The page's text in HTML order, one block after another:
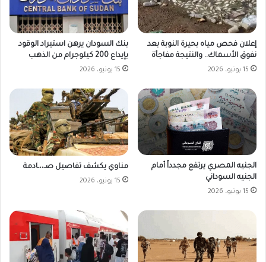
إعلان فحص مياه بحيرة النوبة بعد
نفوق الأسماك.. والنتيجة مفاجأة
15 يونيو، 2026
بنك السودان يرهن استيراد الوقود
بإيداع 200 كيلوجرام من الذهب
15 يونيو، 2026
الجنيه المصري يرتفع مجدداً أمام
الجنيه السوداني
15 يونيو، 2026
مناوي يكشف تفاصيل صـ،،ـادمة
15 يونيو، 2026